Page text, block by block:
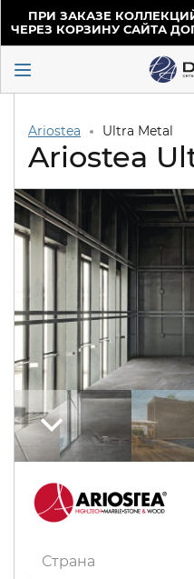
ПРИ ЗАКАЗЕ
ЧЕРЕЗ КОРЗИНУ САЙТА
Ariostea Ultra Metal
Ariostea
Страна